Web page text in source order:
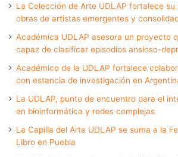
La Colección de Arte UDLAP fortalece
obras de artistas emergentes y
Académica UDLAP asesora un proyecto
capaz de clasificar episodios ansioso-
Académico de la UDLAP fortalece
con estancia de investigación en
La UDLAP, punto de encuentro para el
en bioinformática y redes complejas
La Capilla del Arte UDLAP se suma a la
Libro en Puebla